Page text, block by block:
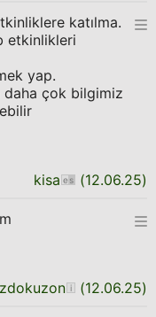
katılma.
etkinlikleri
yap.
daha çok bilgimiz
kisa (12.06.25)
(12.06.25)